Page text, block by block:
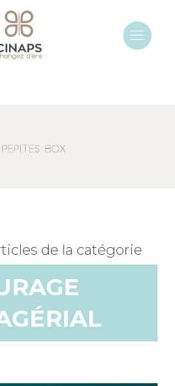
de la catégorie